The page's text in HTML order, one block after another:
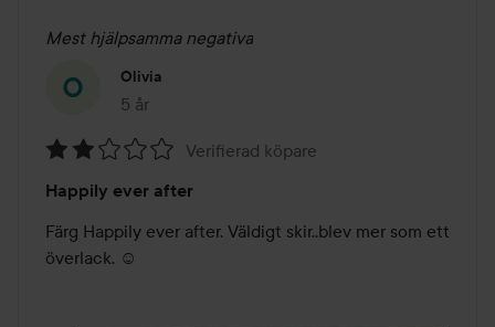
Mest hjälpsamma negativa
Olivia
5 år
Inlägget skapades 5 år
2
av
5
Verifierad köpare
Happily ever after
Färg Happily ever after. Väldigt skir..blev mer som ett
överlack. ☺️